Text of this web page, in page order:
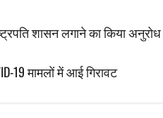
शासन लगाने का किया अनुरोध
19 मामलों में आई गिरावट